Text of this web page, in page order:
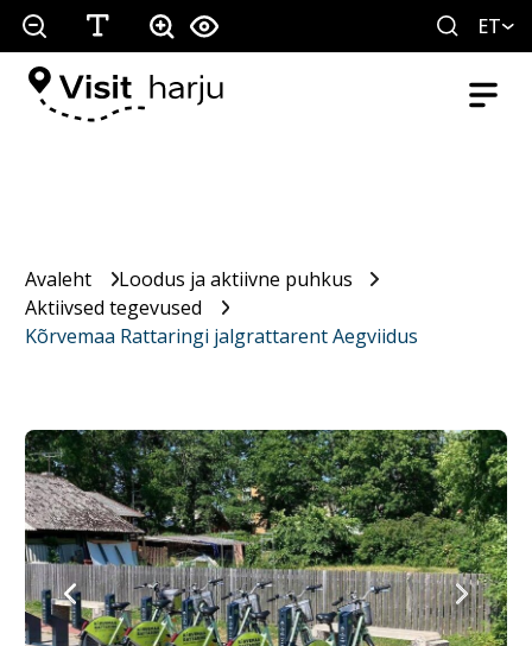
ET
Avaleht
Loodus ja aktiivne puhkus
Aktiivsed tegevused
Kõrvemaa Rattaringi jalgrattarent Aegviidus